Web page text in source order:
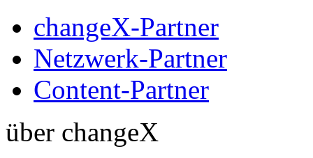
changeX-Partner
Netzwerk-Partner
Content-Partner
über changeX